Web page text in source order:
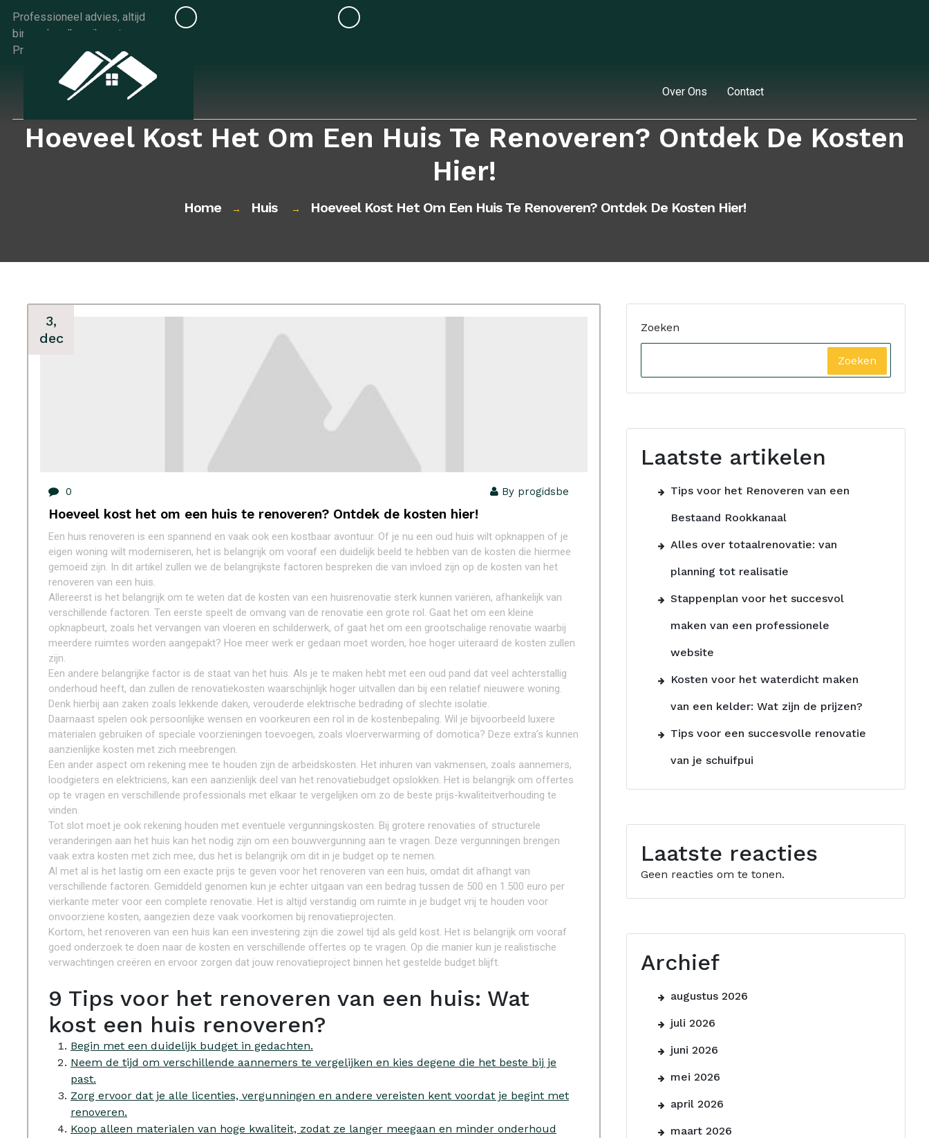
content
Professioneel advies, altijd
binnen handbereik met
Progids.be
Over Ons Contact
Hoeveel Kost Het Om Een Huis Te Renoveren? Ontdek De Kosten
Hier!
Home → Huis → Hoeveel Kost Het Om Een Huis Te Renoveren? Ontdek De Kosten Hier!
3,
dec
0 By progidsbe
Hoeveel kost het om een huis te renoveren? Ontdek de kosten hier!
Een huis renoveren is een spannend en vaak ook een kostbaar avontuur. Of je nu een oud huis wilt opknappen of je
eigen woning wilt moderniseren, het is belangrijk om vooraf een duidelijk beeld te hebben van de kosten die hiermee
gemoeid zijn. In dit artikel zullen we de belangrijkste factoren bespreken die van invloed zijn op de kosten van het
renoveren van een huis.
Allereerst is het belangrijk om te weten dat de kosten van een huisrenovatie sterk kunnen variëren, afhankelijk van
verschillende factoren. Ten eerste speelt de omvang van de renovatie een grote rol. Gaat het om een kleine
opknapbeurt, zoals het vervangen van vloeren en schilderwerk, of gaat het om een grootschalige renovatie waarbij
meerdere ruimtes worden aangepakt? Hoe meer werk er gedaan moet worden, hoe hoger uiteraard de kosten zullen
zijn.
Een andere belangrijke factor is de staat van het huis. Als je te maken hebt met een oud pand dat veel achterstallig
onderhoud heeft, dan zullen de renovatiekosten waarschijnlijk hoger uitvallen dan bij een relatief nieuwere woning.
Denk hierbij aan zaken zoals lekkende daken, verouderde elektrische bedrading of slechte isolatie.
Daarnaast spelen ook persoonlijke wensen en voorkeuren een rol in de kostenbepaling. Wil je bijvoorbeeld luxere
materialen gebruiken of speciale voorzieningen toevoegen, zoals vloerverwarming of domotica? Deze extra’s kunnen
aanzienlijke kosten met zich meebrengen.
Een ander aspect om rekening mee te houden zijn de arbeidskosten. Het inhuren van vakmensen, zoals aannemers,
loodgieters en elektriciens, kan een aanzienlijk deel van het renovatiebudget opslokken. Het is belangrijk om offertes
op te vragen en verschillende professionals met elkaar te vergelijken om zo de beste prijs-kwaliteitverhouding te
vinden.
Tot slot moet je ook rekening houden met eventuele vergunningskosten. Bij grotere renovaties of structurele
veranderingen aan het huis kan het nodig zijn om een bouwvergunning aan te vragen. Deze vergunningen brengen
vaak extra kosten met zich mee, dus het is belangrijk om dit in je budget op te nemen.
Al met al is het lastig om een exacte prijs te geven voor het renoveren van een huis, omdat dit afhangt van
verschillende factoren. Gemiddeld genomen kun je echter uitgaan van een bedrag tussen de 500 en 1.500 euro per
vierkante meter voor een complete renovatie. Het is altijd verstandig om ruimte in je budget vrij te houden voor
onvoorziene kosten, aangezien deze vaak voorkomen bij renovatieprojecten.
Kortom, het renoveren van een huis kan een investering zijn die zowel tijd als geld kost. Het is belangrijk om vooraf
goed onderzoek te doen naar de kosten en verschillende offertes op te vragen. Op die manier kun je realistische
verwachtingen creëren en ervoor zorgen dat jouw renovatieproject binnen het gestelde budget blijft.
9 Tips voor het renoveren van een huis: Wat
kost een huis renoveren?
Begin met een duidelijk budget in gedachten.
Neem de tijd om verschillende aannemers te vergelijken en kies degene die het beste bij je
past.
Zorg ervoor dat je alle licenties, vergunningen en andere vereisten kent voordat je begint met
renoveren.
Koop alleen materialen van hoge kwaliteit, zodat ze langer meegaan en minder onderhoud
Zoeken
Zoeken
Laatste artikelen
Tips voor het Renoveren van een
Bestaand Rookkanaal
Alles over totaalrenovatie: van
planning tot realisatie
Stappenplan voor het succesvol
maken van een professionele
website
Kosten voor het waterdicht maken
van een kelder: Wat zijn de prijzen?
Tips voor een succesvolle renovatie
van je schuifpui
Laatste reacties
Geen reacties om te tonen.
Archief
augustus 2026
juli 2026
juni 2026
mei 2026
april 2026
maart 2026